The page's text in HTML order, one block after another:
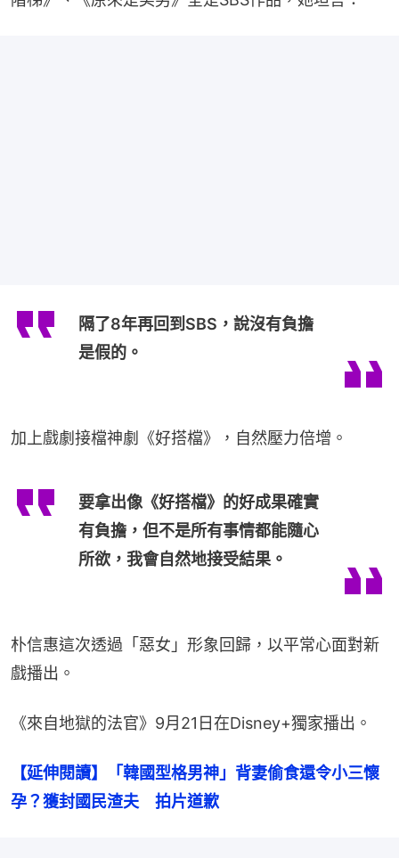
隔了8年再回到SBS，說沒有負擔
是假的。
加上戲劇接檔神劇《好搭檔》，自然壓力倍增。
要拿出像《好搭檔》的好成果確實
有負擔，但不是所有事情都能隨心
所欲，我會自然地接受結果。
朴信惠這次透過「惡女」形象回歸，以平常心面對新
戲播出。
《來自地獄的法官》9月21日在Disney+獨家播出。
【延伸閱讀】「韓國型格男神」背妻偷食還令小三懷
孕？獲封國民渣夫　拍片道歉